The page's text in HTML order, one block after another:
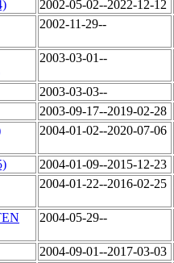
2002-05-02--2022-12-12
2002-11-29--
2003-03-01--
2003-03-03--
2003-09-17--2019-02-28
2004-01-02--2020-07-06
2004-01-09--2015-12-23
2004-01-22--2016-02-25
2004-05-29--
2004-09-01--2017-03-03